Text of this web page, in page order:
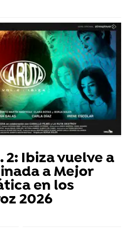
2: Ibiza vuelve a
a Mejor
en los
2026